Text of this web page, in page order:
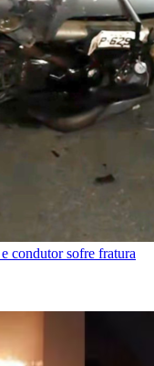
condutor sofre fratura